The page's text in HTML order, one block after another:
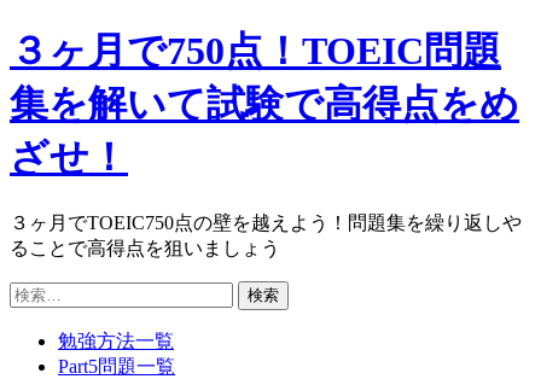
３ヶ月で750点！TOEIC問題
集を解いて試験で高得点をめ
ざせ！
３ヶ月でTOEIC750点の壁を越えよう！問題集を繰り返しや
ることで高得点を狙いましょう
検
勉強方法一覧
Part5問題一覧